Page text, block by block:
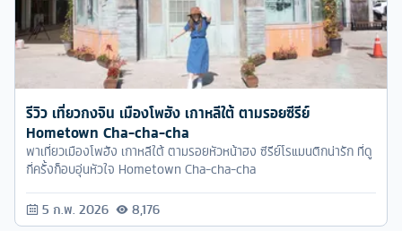
รีวิว เที่ยวกงจิน เมืองโพฮัง เกาหลีใต้ ตามรอยซีรีย์
Hometown Cha-cha-cha
พาเที่ยวเมืองโพฮัง เกาหลีใต้ ตามรอยหัวหน้าฮง ซีรีย์โรแมนติกน่ารัก ที่ดู
กี่ครั้งก็อบอุ่นหัวใจ Hometown Cha-cha-cha
5 ก.พ. 2026 8,176